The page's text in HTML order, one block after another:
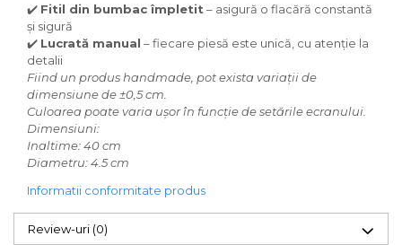
✔️ Fitil din bumbac împletit – asigură o flacără constantă
și sigură
✔️ Lucrată manual – fiecare piesă este unică, cu atenție la
detalii
Fiind un produs handmade, pot exista variații de
dimensiune de ±0,5 cm.
Culoarea poate varia ușor în funcție de setările ecranului.
Dimensiuni:
Inaltime: 40 cm
Diametru: 4.5 cm
Informatii conformitate produs
Review-uri (0)